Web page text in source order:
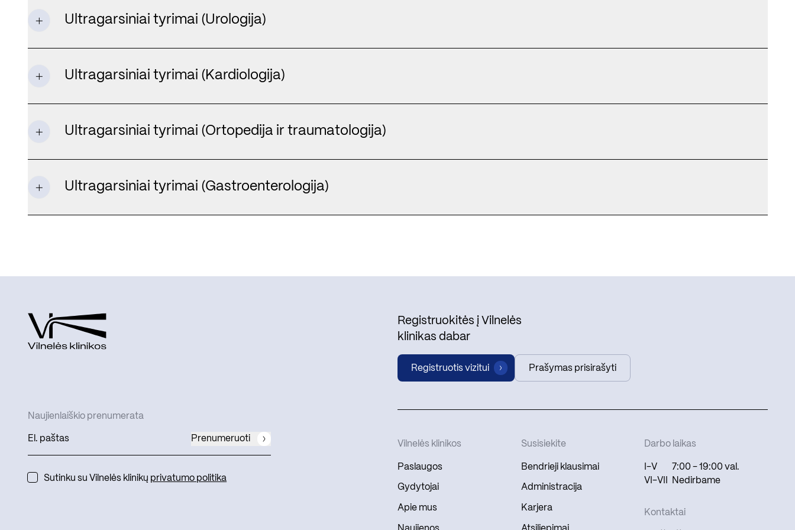
Ultragarsiniai tyrimai (Urologija)
Ultragarsiniai tyrimai (Kardiologija)
Ultragarsiniai tyrimai (Ortopedija ir traumatologija)
Ultragarsiniai tyrimai (Gastroenterologija)
Registruokitės į Vilnelės
klinikas dabar
Registruotis vizitui Prašymas prisirašyti
Naujienlaiškio prenumerata
Prenumeruoti
Sutinku su Vilnelės klinikų privatumo politika
Vilnelės klinikos
Paslaugos
Gydytojai
Apie mus
Susisiekite
Bendrieji klausimai
Administracija
Karjera
Darbo laikas
I-V
7:00 - 19:00 val.
VI-VII
Nedirbame
Kontaktai